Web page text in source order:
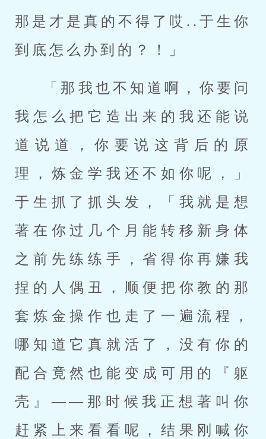
那是才是真的不得了哎..于生你
到底怎么办到的？！」
「那我也不知道啊，你要问
我怎么把它造出来的我还能说
道说道，你要说这背后的原
理，炼金学我还不如你呢，」
于生抓了抓头发，「我就是想
著在你过几个月能转移新身体
之前先练练手，省得你再嫌我
捏的人偶丑，顺便把你教的那
套炼金操作也走了一遍流程，
哪知道它真就活了，没有你的
配合竟然也能变成可用的『躯
壳』——那时候我正想著叫你
赶紧上来看看呢，结果刚喊你